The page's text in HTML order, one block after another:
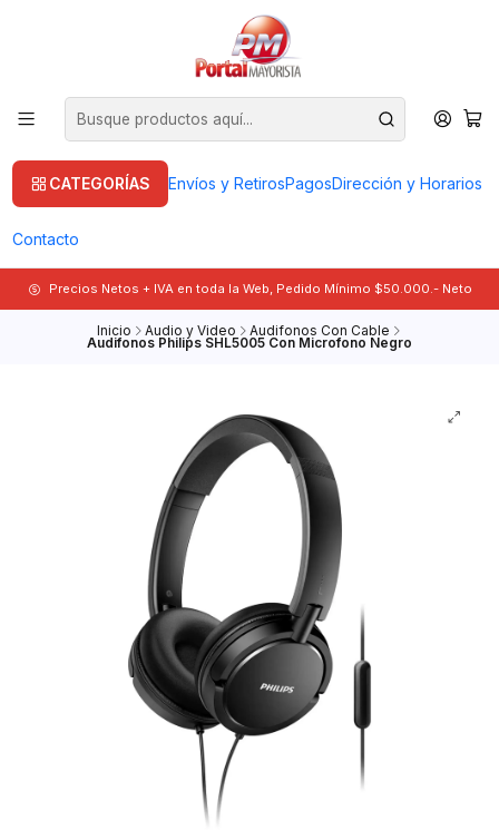
CATEGORÍAS Envíos y RetirosPagosDirección y Horarios
Contacto
Precios Netos + IVA en toda la Web, Pedido Mínimo $50.000.- Neto
Inicio Audio y Video Audifonos Con Cable
Audifonos Philips SHL5005 Con Microfono Negro